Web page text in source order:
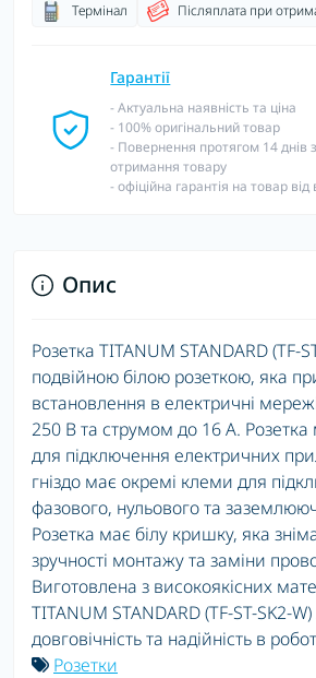
Термінал
Післяплата при
Гарантії
- Актуальна наявність та ціна
- 100% оригінальний товар
- Повернення протягом 14 днів
отримання товару
- офіційна гарантія на товар
Опис
Розетка TITANUM STANDARD (TF-
подвійною білою розеткою, яка
встановлення в електричні
250 В та струмом до 16 А. Розетка
для підключення електричних
гніздо має окремі клеми для
фазового, нульового та
Розетка має білу кришку, яка
зручності монтажу та заміни
Виготовлена з високоякісних
TITANUM STANDARD (TF-ST-SK2-
довговічність та надійність в
Розетки